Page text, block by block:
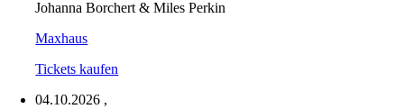
Johanna Borchert & Miles Perkin
Maxhaus
Tickets kaufen
04.10.2026 ,